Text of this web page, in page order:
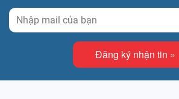
Đăng ký nhận tin »